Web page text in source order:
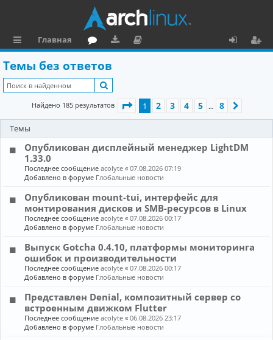
ы
л
и
Главная
ру
м
ру
зк
е
та
ц
я
Темы без ответов
Найдено 185 результатов Страница из8
1 2 3 4 5 … 8
Темы
Опубликован дисплейный менеджер LightDM
1.33.0
Последнее сообщениеacolyte «07.08.2026 07:19
Добавлено в форуме Глобальные новости
Опубликован mount-tui, интерфейс для
монтирования дисков и SMB-ресурсов в Linux
Последнее сообщениеacolyte «07.08.2026 00:17
Добавлено в форуме Глобальные новости
Выпуск Gotcha 0.4.10, платформы мониторинга
ошибок и производительности
Последнее сообщениеacolyte «07.08.2026 00:17
Добавлено в форуме Глобальные новости
Представлен Denial, композитный сервер со
встроенным движком Flutter
Последнее сообщениеacolyte «06.08.2026 23:17
Добавлено в форуме Глобальные новости